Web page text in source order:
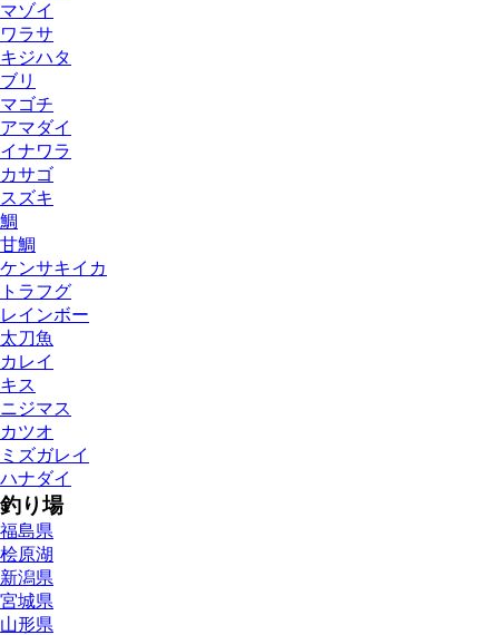
マゾイ
ワラサ
キジハタ
ブリ
マゴチ
アマダイ
イナワラ
カサゴ
スズキ
鯛
甘鯛
ケンサキイカ
トラフグ
レインボー
太刀魚
カレイ
キス
ニジマス
カツオ
ミズガレイ
ハナダイ
釣り場
福島県
桧原湖
新潟県
宮城県
山形県